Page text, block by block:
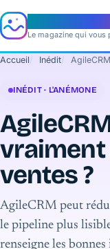
Le magazine qui vous
Accueil Inédit
INÉDIT · L'ANÉMONE
vraiment
ventes ?
AgileCRM peut
le pipeline plus
renseigne les